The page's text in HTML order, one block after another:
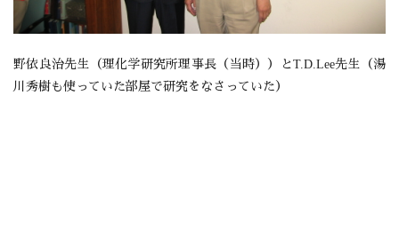
野依良治先生（理化学研究所理事長（当時））とT.D.Lee先生（湯
川秀樹も使っていた部屋で研究をなさっていた）